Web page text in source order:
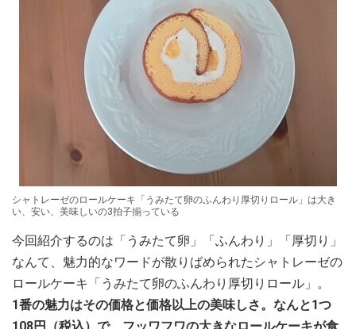
シャトレーゼのロールケーキ「うみたて卵のふんわり厚切りロール」は大き
い、安い、美味しいの3拍子揃っている
今回紹介するのは「うみたて卵」「ふんわり」「厚切り」
なんて、魅力的なワードが散りばめられたシャトレーゼの
ロールケーキ「うみたて卵のふんわり厚切りロール」。
1番の魅力はその価格と価格以上の美味しさ。なんと1つ